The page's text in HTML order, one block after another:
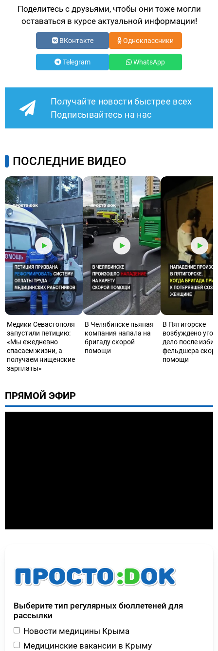
Поделитесь с друзьями, чтобы они тоже могли
оставаться в курсе актуальной информации!
ВКонтакте Одноклассники
Telegram WhatsApp
Получайте новости быстрее всех
Подписывайтесь на нас
ПОСЛЕДНИЕ ВИДЕО
Медики Севастополя
запустили петицию:
«Мы ежедневно
спасаем жизни, а
получаем нищенские
зарплаты»
В Челябинске пьяная
компания напала на
бригаду скорой
помощи
В Пятигорске
возбуждено
дело после
фельдшера
помощи
ПРЯМОЙ ЭФИР
Выберите тип регулярных бюллетеней для
рассылки
Новости медицины Крыма
Медицинские вакансии в Крыму